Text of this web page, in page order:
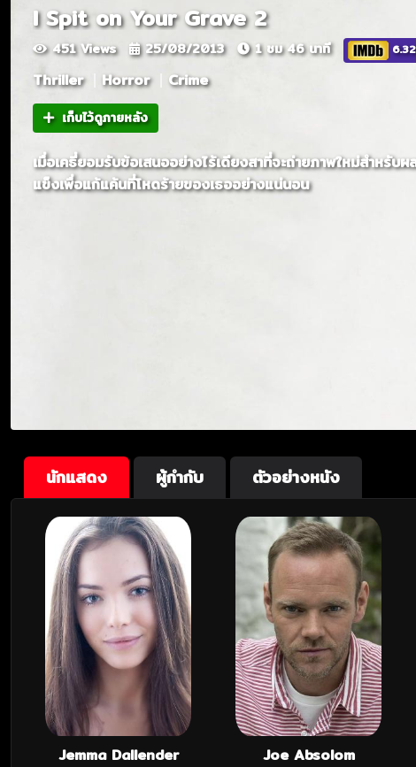
I Spit on Your Grave 2
451 Views 25/08/2013 1 ชม 46 นาที
Thriller Horror Crime
เก็บไว้ดูภายหลัง
เมื่อเคธี่ยอมรับข้อเสนออย่างไร้เดียงสาที่จะถ่ายภาพใหม่สำหรั
แข็งเพื่อแก้แค้นที่โหดร้ายของเธออย่างแน่นอน
นักแสดง ผู้กำกับ ตัวอย่างหนัง
Jemma Dallender Joe Absolom